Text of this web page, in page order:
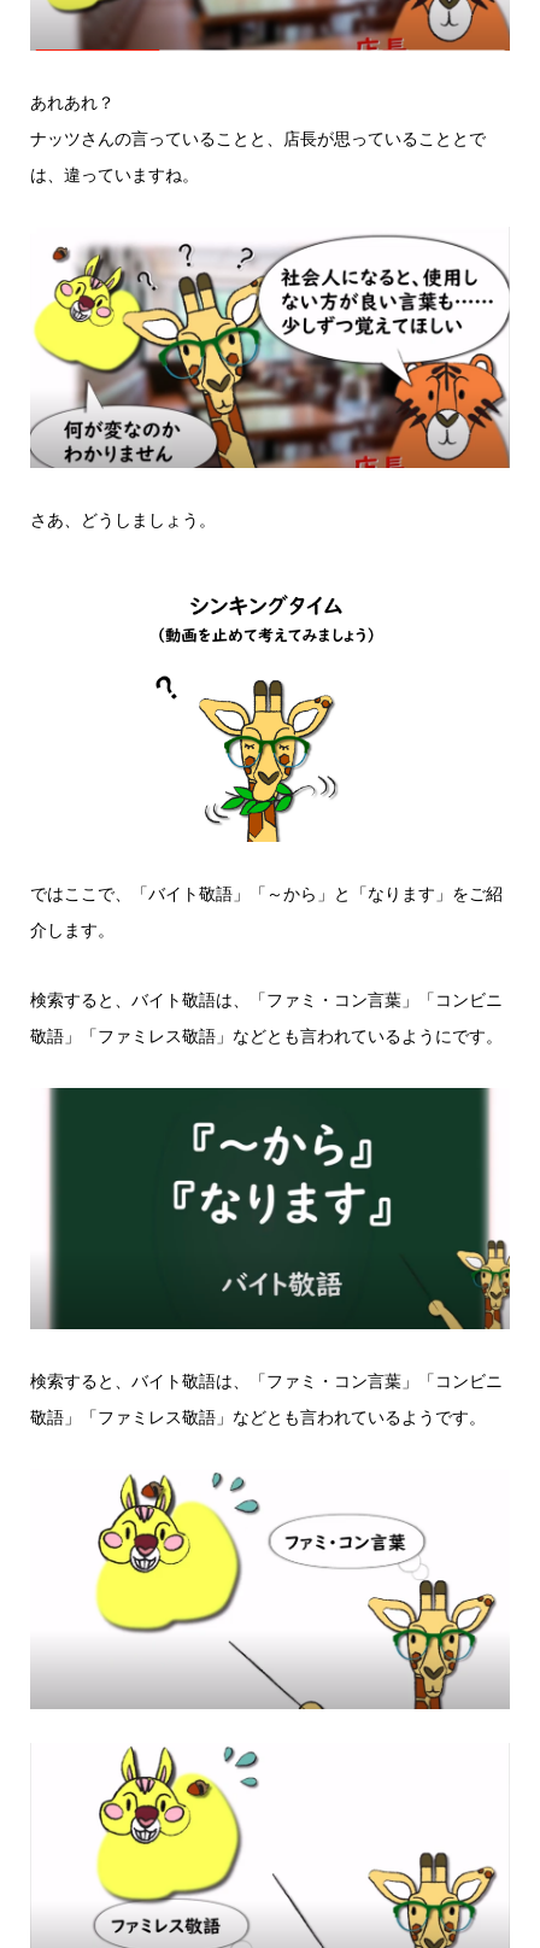
あれあれ？
ナッツさんの言っていることと、店長が思っていることとで
は、違っていますね。
さあ、どうしましょう。
ではここで、「バイト敬語」「～から」と「なります」をご紹
介します。
検索すると、バイト敬語は、「ファミ・コン言葉」「コンビニ
敬語」「ファミレス敬語」などとも言われているようにです。
検索すると、バイト敬語は、「ファミ・コン言葉」「コンビニ
敬語」「ファミレス敬語」などとも言われているようです。